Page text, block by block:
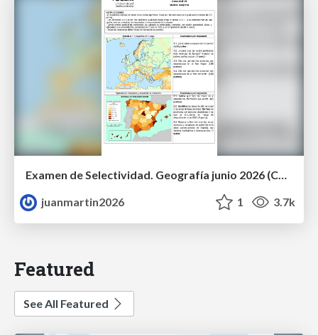
juanmartin2026
1 3.7k
Featured
See All Featured